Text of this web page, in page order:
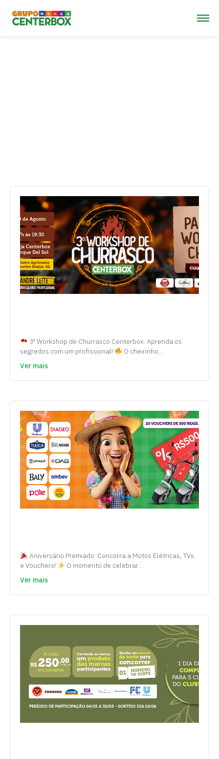
3º Workshop de Churrasco Centerbox: Aprenda os
segredos com um profissional!
O cheirinho…
Ver mais
Aniversário Premiado: Concorra a Motos Elétricas, TVs
e Vouchers!
O momento de celebrar…
Ver mais